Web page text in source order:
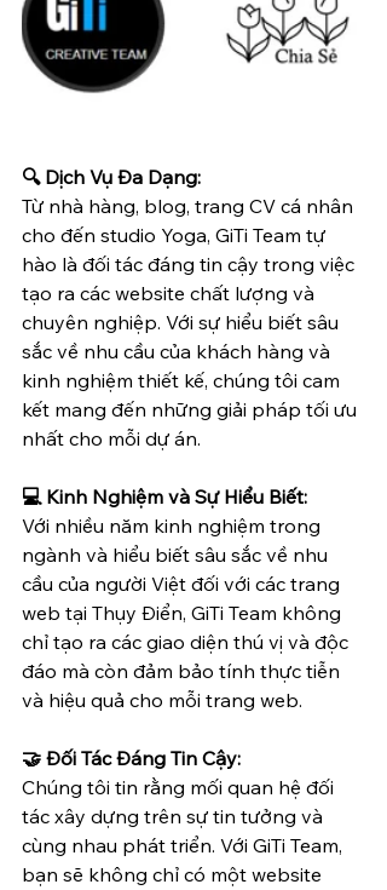
🔍 Dịch Vụ Đa Dạng:
Từ nhà hàng, blog, trang CV cá nhân
cho đến studio Yoga, GiTi Team tự
hào là đối tác đáng tin cậy trong việc
tạo ra các website chất lượng và
chuyên nghiệp. Với sự hiểu biết sâu
sắc về nhu cầu của khách hàng và
kinh nghiệm thiết kế, chúng tôi cam
kết mang đến những giải pháp tối ưu
nhất cho mỗi dự án.
💻 Kinh Nghiệm và Sự Hiểu Biết:
Với nhiều năm kinh nghiệm trong
ngành và hiểu biết sâu sắc về nhu
cầu của người Việt đối với các trang
web tại Thụy Điển, GiTi Team không
chỉ tạo ra các giao diện thú vị và độc
đáo mà còn đảm bảo tính thực tiễn
và hiệu quả cho mỗi trang web.
🤝 Đối Tác Đáng Tin Cậy:
Chúng tôi tin rằng mối quan hệ đối
tác xây dựng trên sự tin tưởng và
cùng nhau phát triển. Với GiTi Team,
bạn sẽ không chỉ có một website